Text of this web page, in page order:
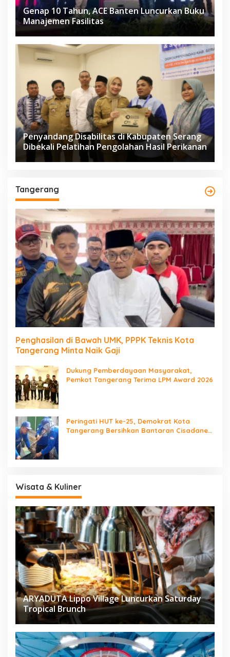
Genap 10 Tahun, ACE Banten Luncurkan Buku
Manajemen Fasilitas
Penyandang Disabilitas di Kabupaten Serang
Dibekali Pelatihan Pengolahan Hasil Perikanan
Tangerang
Penghasilan di Bawah UMK, PPPK Teknis Kota
Tangerang Minta Naik Gaji
Dukung Pemberdayaan Masyarakat,
Pemkot Tangerang Terima LPM Award 2026
Peringati HUT ke-25, Demokrat Kota
Tangerang Bersihkan Bantaran Cisadane
Wisata & Kuliner
ARYADUTA Lippo Village Luncurkan Saturday
Tropical Brunch